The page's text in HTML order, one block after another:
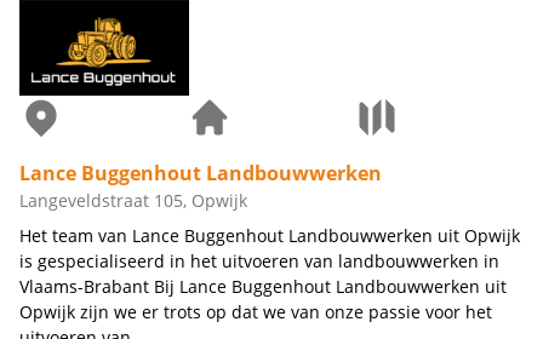
Lance Buggenhout Landbouwwerken
Langeveldstraat 105, Opwijk
Het team van Lance Buggenhout Landbouwwerken uit Opwijk
is gespecialiseerd in het uitvoeren van landbouwwerken in
Vlaams-Brabant Bij Lance Buggenhout Landbouwwerken uit
Opwijk zijn we er trots op dat we van onze passie voor het